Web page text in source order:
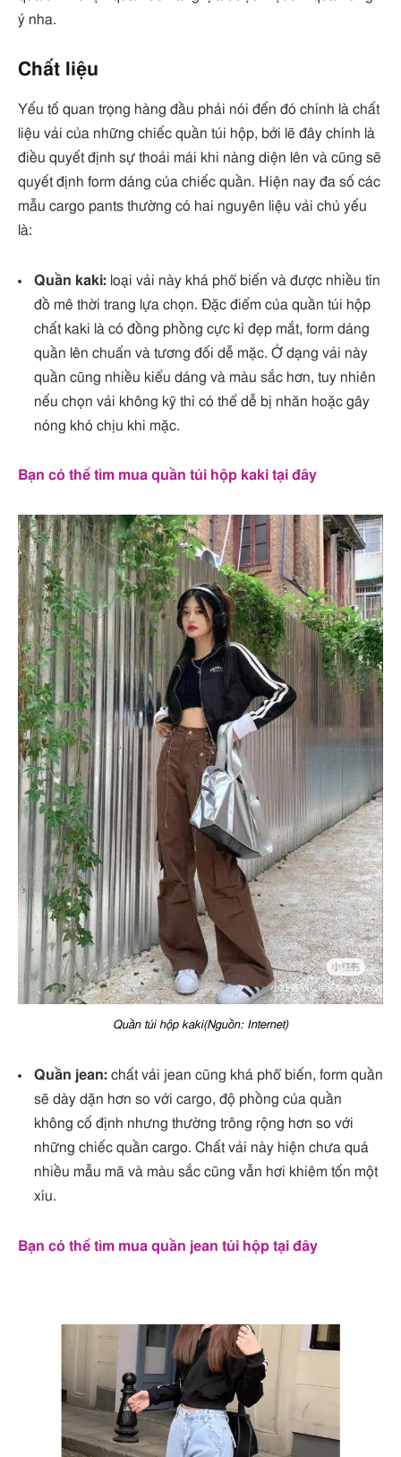
ý nha.
Chất liệu
Yếu tố quan trọng hàng đầu phải nói đến đó chính là chất
liệu vải của những chiếc quần túi hộp, bởi lẽ đây chính là
điều quyết định sự thoải mái khi nàng diện lên và cũng sẽ
quyết định form dáng của chiếc quần. Hiện nay đa số các
mẫu cargo pants thường có hai nguyên liệu vải chủ yếu
là:
Quần kaki: loại vải này khá phổ biến và được nhiều tín
đồ mê thời trang lựa chọn. Đặc điểm của quần túi hộp
chất kaki là có đồng phồng cực kì đẹp mắt, form dáng
quần lên chuẩn và tương đối dễ mặc. Ở dạng vải này
quần cũng nhiều kiểu dáng và màu sắc hơn, tuy nhiên
nếu chọn vải không kỹ thì có thể dễ bị nhăn hoặc gây
nóng khó chịu khi mặc.
Bạn có thể tìm mua quần túi hộp kaki tại đây
Quần túi hộp kaki(Nguồn: Internet)
Quần jean: chất vải jean cũng khá phổ biến, form quần
sẽ dày dặn hơn so với cargo, độ phồng của quần
không cố định nhưng thường trông rộng hơn so với
những chiếc quần cargo. Chất vải này hiện chưa quá
nhiều mẫu mã và màu sắc cũng vẫn hơi khiêm tốn một
xíu.
Bạn có thể tìm mua quần jean túi hộp tại đây